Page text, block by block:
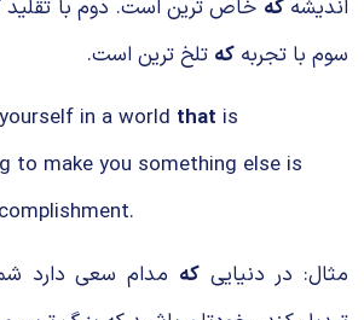
اندیشهکه خاص ترین است. دوم با تقلید
سوم با تجربه که تلخ ترین است.
in a world that is
to make you something else is
مثال: در دنیاییکه مدام سعی دارد